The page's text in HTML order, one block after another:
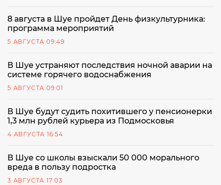
8 августа в Шуе пройдет День физкультурника:
программа мероприятий
5 АВГУСТА 09:49
В Шуе устраняют последствия ночной аварии на
системе горячего водоснабжения
5 АВГУСТА 09:01
В Шуе будут судить похитившего у пенсионерки
1,3 млн рублей курьера из Подмосковья
4 АВГУСТА 16:54
В Шуе со школы взыскали 50 000 морального
вреда в пользу подростка
3 АВГУСТА 17:03